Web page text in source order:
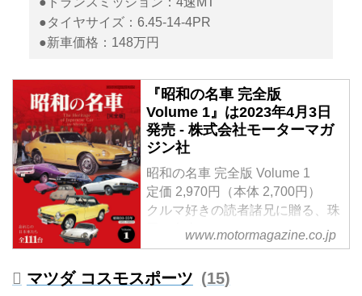
●タイヤサイズ：6.45-14-4PR
●新車価格：148万円
『昭和の名車 完全版
Volume 1』は2023年4月3日
発売 - 株式会社モーターマガ
ジン社
昭和の名車 完全版 Volume 1
定価 2,970円（本体 2,700円）
クルマ好きの読者諸兄に贈る、珠
玉の名車アルバム。
Vol.1では、昭和30（1955）年か
名車を解説。
www.motormagazine.co.jp
マツダ コスモスポーツ 15